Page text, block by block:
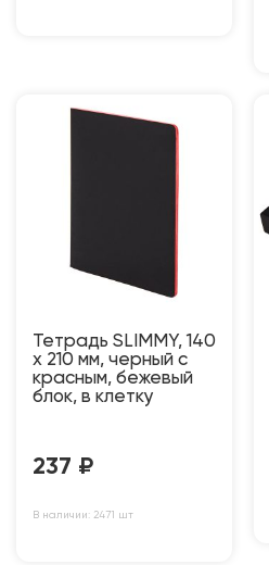
Тетрадь SLIMMY, 140
х 210 мм, черный с
красным, бежевый
блок, в клетку
237 ₽
В наличии: 2471 шт